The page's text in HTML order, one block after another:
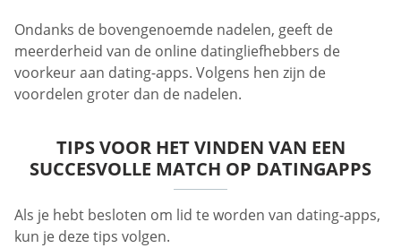
Ondanks de bovengenoemde nadelen, geeft de
meerderheid van de online datingliefhebbers de
voorkeur aan dating-apps. Volgens hen zijn de
voordelen groter dan de nadelen.
TIPS VOOR HET VINDEN VAN EEN
SUCCESVOLLE MATCH OP DATINGAPPS
Als je hebt besloten om lid te worden van dating-apps,
kun je deze tips volgen.